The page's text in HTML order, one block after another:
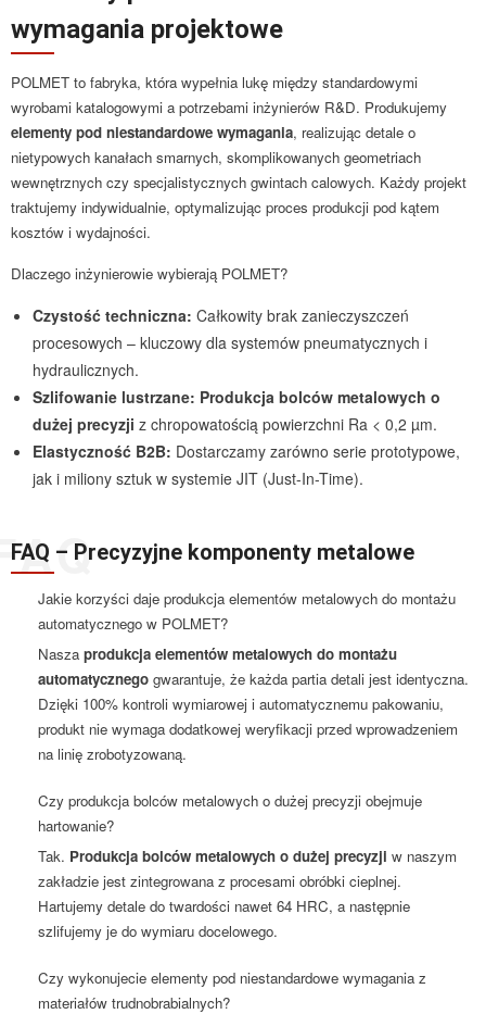
wymagania projektowe
POLMET to fabryka, która wypełnia lukę między standardowymi
wyrobami katalogowymi a potrzebami inżynierów R&D. Produkujemy
elementy pod niestandardowe wymagania, realizując detale o
nietypowych kanałach smarnych, skomplikowanych geometriach
wewnętrznych czy specjalistycznych gwintach calowych. Każdy projekt
traktujemy indywidualnie, optymalizując proces produkcji pod kątem
kosztów i wydajności.
Dlaczego inżynierowie wybierają POLMET?
Czystość techniczna: Całkowity brak zanieczyszczeń
procesowych – kluczowy dla systemów pneumatycznych i
hydraulicznych.
Szlifowanie lustrzane: Produkcja bolców metalowych o
dużej precyzji z chropowatością powierzchni Ra < 0,2 µm.
Elastyczność B2B: Dostarczamy zarówno serie prototypowe,
jak i miliony sztuk w systemie JIT (Just-In-Time).
FAQ – Precyzyjne komponenty metalowe
Jakie korzyści daje produkcja elementów metalowych do montażu
automatycznego w POLMET?
Nasza produkcja elementów metalowych do montażu
automatycznego gwarantuje, że każda partia detali jest identyczna.
Dzięki 100% kontroli wymiarowej i automatycznemu pakowaniu,
produkt nie wymaga dodatkowej weryfikacji przed wprowadzeniem
na linię zrobotyzowaną.
Czy produkcja bolców metalowych o dużej precyzji obejmuje
hartowanie?
Tak. Produkcja bolców metalowych o dużej precyzji w naszym
zakładzie jest zintegrowana z procesami obróbki cieplnej.
Hartujemy detale do twardości nawet 64 HRC, a następnie
szlifujemy je do wymiaru docelowego.
Czy wykonujecie elementy pod niestandardowe wymagania z
materiałów trudnobrabialnych?